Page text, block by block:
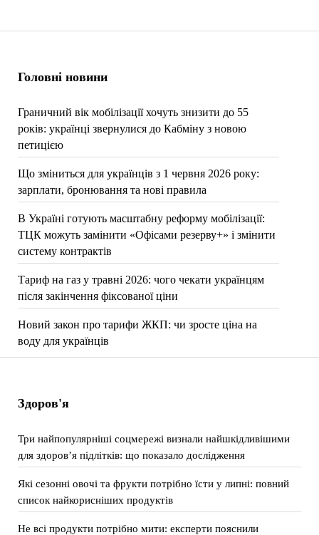
Головні новини
Граничний вік мобілізації хочуть знизити до 55
років: українці звернулися до Кабміну з новою
петицією
Що зміниться для українців з 1 червня 2026 року:
зарплати, бронювання та нові правила
В Україні готують масштабну реформу мобілізації:
ТЦК можуть замінити «Офісами резерву+» і змінити
систему контрактів
Тариф на газ у травні 2026: чого чекати українцям
після закінчення фіксованої ціни
Новий закон про тарифи ЖКП: чи зросте ціна на
воду для українців
Здоров'я
Три найпопулярніші соцмережі визнали найшкідливішими
для здоров’я підлітків: що показало дослідження
Які сезонні овочі та фрукти потрібно їсти у липні: повний
список найкорисніших продуктів
Не всі продукти потрібно мити: експерти пояснили